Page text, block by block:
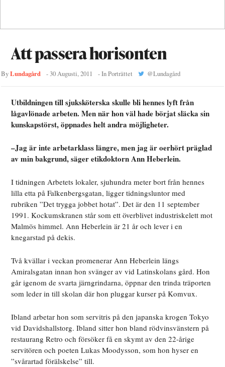
Att passera horisonten
ByLundagård -30 Augusti, 2011 - InPorträttet @Lundagård
Utbildningen till sjuksköterska skulle bli hennes lyft från
lågavlönade arbeten. Men när hon väl hade börjat släcka sin
kunskapstörst, öppnades helt andra möjligheter.
–Jag är inte arbetarklass längre, men jag är oerhört präglad
av min ­bakgrund, säger etikdoktorn Ann Heberlein.
I tidningen Arbetets lokaler, sjuhundra meter bort från hennes
lilla etta på Falkenbergsgatan, ligger tidningsluntor med
rubriken ”Det trygga jobbet hotat”. Det är den 11 september
1991. Kockumskranen står som ett överblivet industriskelett mot
Malmös himmel. Ann Heberlein är 21 år och lever i en
knegarstad på dekis.
Två kvällar i veckan promenerar Ann Heberlein längs
Amiralsgatan innan hon svänger av vid Latinskolans gård. Hon
går igenom de svarta järngrindarna, öppnar den trinda träporten
som leder in till skolan där hon pluggar kurser på Komvux.
Ibland arbetar hon som servitris på den japanska krogen Tokyo
vid Davidshallstorg. Ibland sitter hon bland rödvinsvänstern på
restaurang Retro och försöker få en skymt av den 22-årige
servitören och poeten Lukas Moodysson, som hon hyser en
”svårartad förälskelse” till.